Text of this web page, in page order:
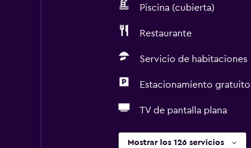
Piscina (cubierta)
Restaurante
Servicio de habitaciones
Estacionamiento gratuito
TV de pantalla plana
Mostrar los 126 servicios